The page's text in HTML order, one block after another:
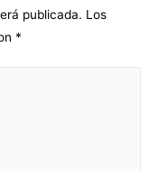
publicada. Los
*